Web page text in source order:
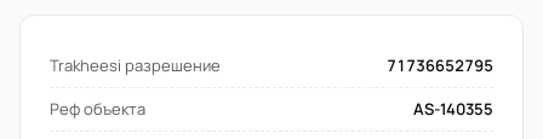
Trakheesi разрешение
71736652795
Реф объекта
AS-140355